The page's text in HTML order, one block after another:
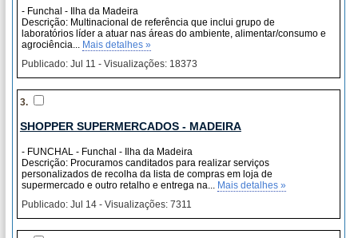
- Funchal - Ilha da Madeira
Descrição: Multinacional de referência que inclui grupo de
laboratórios líder a atuar nas áreas do ambiente, alimentar/consumo e
agrociência... Mais detalhes »
Publicado: Jul 11 - Visualizações: 18373
3.
SHOPPER SUPERMERCADOS - MADEIRA
- FUNCHAL - Funchal - Ilha da Madeira
Descrição: Procuramos canditados para realizar serviços
personalizados de recolha da lista de compras em loja de
supermercado e outro retalho e entrega na... Mais detalhes »
Publicado: Jul 14 - Visualizações: 7311